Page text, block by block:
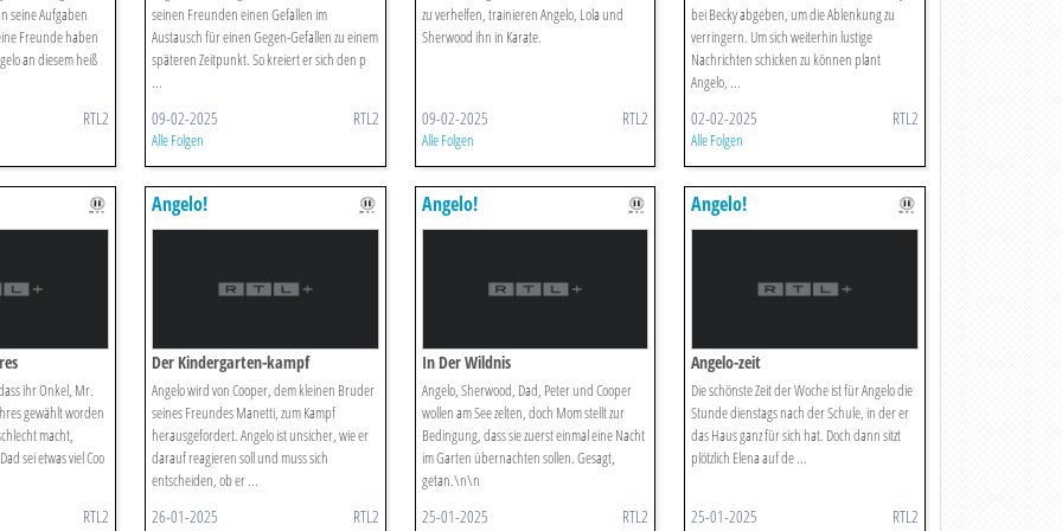
seine Aufgaben
Freunde haben
an diesem heiß
RTL2
seinen Freunden einen Gefallen im
Austausch für einen Gegen-Gefallen zu einem
späteren Zeitpunkt. So kreiert er sich den p
...
09-02-2025 RTL2
Alle Folgen
zu verhelfen, trainieren Angelo, Lola und
Sherwood ihn in Karate.
09-02-2025 RTL2
Alle Folgen
bei Becky abgeben, um die Ablenkung zu
verringern. Um sich weiterhin lustige
Nachrichten schicken zu können plant
Angelo, ...
02-02-2025 RTL2
Alle Folgen
ihr Onkel, Mr.
gewählt worden
macht,
sei etwas viel Coo
RTL2
Angelo!
Der Kindergarten-kampf
Angelo wird von Cooper, dem kleinen Bruder
seines Freundes Manetti, zum Kampf
herausgefordert. Angelo ist unsicher, wie er
darauf reagieren soll und muss sich
entscheiden, ob er ...
26-01-2025 RTL2
Angelo!
In Der Wildnis
Angelo, Sherwood, Dad, Peter und Cooper
wollen am See zelten, doch Mom stellt zur
Bedingung, dass sie zuerst einmal eine Nacht
im Garten übernachten sollen. Gesagt,
getan.\n\n
25-01-2025 RTL2
Angelo!
Angelo-zeit
Die schönste Zeit der Woche ist für Angelo die
Stunde dienstags nach der Schule, in der er
das Haus ganz für sich hat. Doch dann sitzt
plötzlich Elena auf de ...
25-01-2025 RTL2